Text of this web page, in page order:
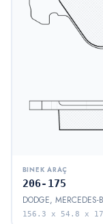
BINEK ARAÇ
206-175
DODGE,
156.3 x 54.8 x